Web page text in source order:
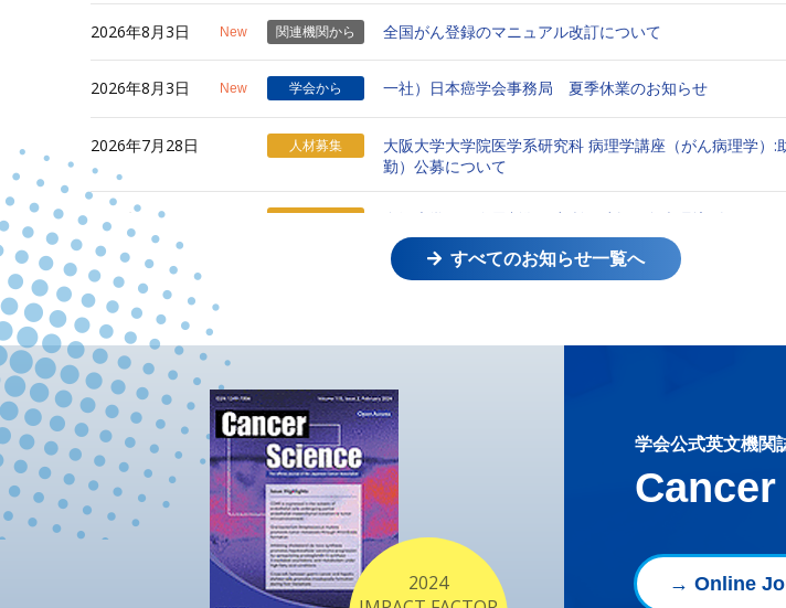
2026年8月3日 New 関連機関から 全国がん登録のマニュアル改訂について
2026年8月3日 New 学会から 一社）日本癌学会事務局 夏季休業のお知らせ
2026年7月28日 人材募集
大阪大学大学院医学系研究科 病理学講座（がん病理学）:
勤）公募について
2026年7月28日
金沢大学がん進展制御研究所：助教（免疫環境ダイナミク
ついて
2026年7月28日
2026年7月21日 関連機関から 第1回 化血研シンポジウム開催のお知らせ
2026年7月21日 関連機関から 第29回遺伝性腫瘍セミナー開催のお知らせ
2026年7月21日 関連機関から 糖鎖生命コア研究所：第16回 Glycoscience Frontier
2026年7月15日 学会から 喫煙のがんを始めとする健康に関する情報発信【参考文献
公募案内 日本対がん協会：「マイ・オンコロジー・ドリーム奨励賞
すべてのお知らせ一覧へ
2024
学会公式英文機関
→ Online